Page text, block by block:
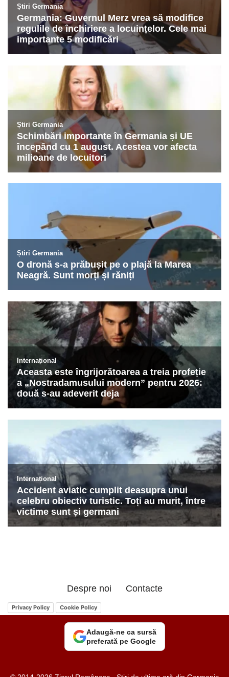
Despre noi Contacte
Privacy Policy Cookie Policy
Adaugă-ne ca sursă
preferată pe Google